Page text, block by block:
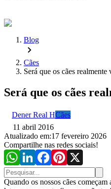
Blog
Cães
Será que os cães realmente
Será que os cães
Dener Real HCães
11 abril 2016
Atualizado em:17 fevereiro 2026
Compartilhe nas redes sociais!
Quando os nossos cães